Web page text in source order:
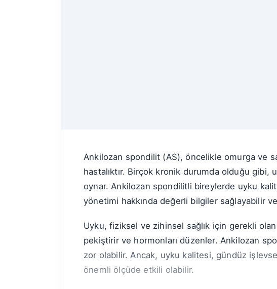
Ankilozan spondilit (AS), öncelikle omurga ve
hastalıktır. Birçok kronik durumda olduğu
oynar. Ankilozan spondilitli bireylerde uyku
yönetimi hakkında değerli bilgiler sağlayabilir
Uyku, fiziksel ve zihinsel sağlık için gerekli olan
pekiştirir ve hormonları düzenler. Ankilozan
zor olabilir. Ancak, uyku kalitesi, gündüz
önemli ölçüde etkili olabilir.